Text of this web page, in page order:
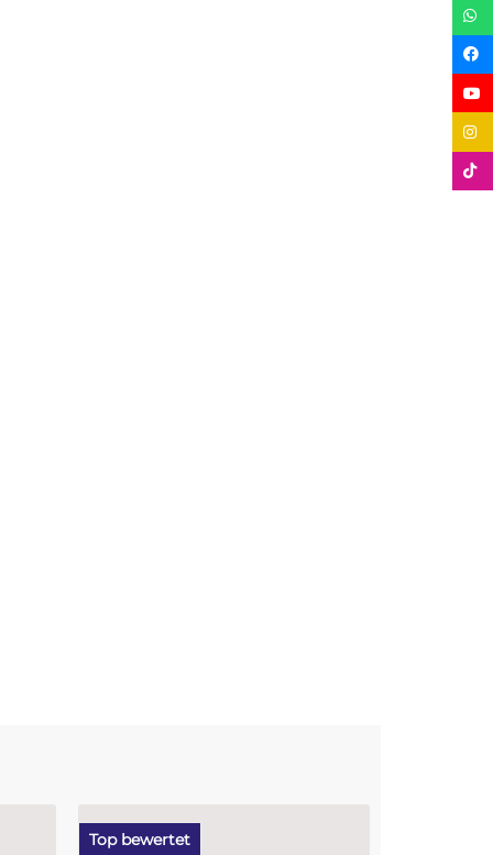
Top bewertet